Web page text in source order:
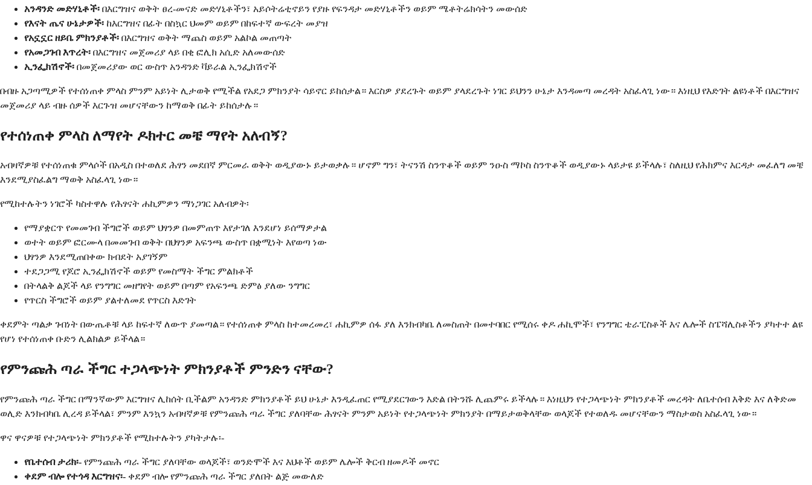
አንዳንድ መድሃኒቶች፡ በእርግዝና ወቅት ፀረ-መናድ መድሃኒቶችን፣ አይሶትሬቲኖይን የያዙ የፍንዳታ መድሃኒቶችን ወይም ሜቶትሬክሳትን መውሰድ
የእናት ጤና ሁኔታዎች፡ ከእርግዝና በፊት በስኳር ህመም ወይም በከፍተኛ ውፍረት መያዝ
የአኗኗር ዘይቤ ምክንያቶች፡ በእርግዝና ወቅት ማጨስ ወይም አልኮል መጠጣት
የአመጋገብ እጥረት፡ በእርግዝና መጀመሪያ ላይ በቂ ፎሊክ አሲድ አለመውሰድ
ኢንፌክሽኖች፡ በመጀመሪያው ወር ውስጥ አንዳንድ ቫይራል ኢንፌክሽኖች
በብዙ አጋጣሚዎች የተሰነጠቀ ምላስ ምንም አይነት ሊታወቅ የሚችል የአደጋ ምክንያት ሳይኖር ይከሰታል። እርስዎ ያደረጉት ወይም ያላደረጉት ነገር ይህንን ሁኔታ እንዳመጣ መረዳት አስፈላጊ ነው። እነዚህ የእድገት ልዩነቶች በእርግዝና
መጀመሪያ ላይ ብዙ ሰዎች እርጉዝ መሆናቸውን ከማወቅ በፊት ይከሰታሉ።
የተሰነጠቀ ምላስ ለማየት ዶክተር መቼ ማየት አለብኝ?
አብዛኛዎቹ የተሰነጠቁ ምላሶች በአዲስ በተወለደ ሕፃን መደበኛ ምርመራ ወቅት ወዲያውኑ ይታወቃሉ። ሆኖም ግን፣ ትናንሽ ስንጥቆች ወይም ንዑስ ማኮስ ስንጥቆች ወዲያውኑ ላይታዩ ይችላሉ፣ ስለዚህ የሕክምና እርዳታ መፈለግ መቼ
እንደሚያስፈልግ ማወቅ አስፈላጊ ነው።
የሚከተሉትን ነገሮች ካስተዋሉ የሕፃናት ሐኪምዎን ማነጋገር አለብዎት፡
የማያቋርጥ የመመገብ ችግሮች ወይም ህፃንዎ በመምጠጥ እየታገለ እንደሆነ ይሰማዎታል
ወተት ወይም ፎርሙላ በመመገብ ወቅት በህፃንዎ አፍንጫ ውስጥ በቋሚነት እየወጣ ነው
ህፃንዎ እንደሚጠበቀው ክብደት አያገኝም
ተደጋጋሚ የጆሮ ኢንፌክሽኖች ወይም የመስማት ችግር ምልክቶች
በትላልቅ ልጆች ላይ የንግግር መዘግየት ወይም በጣም የአፍንጫ ድምፅ ያለው ንግግር
የጥርስ ችግሮች ወይም ያልተለመደ የጥርስ እድገት
ቀደምት ጣልቃ ገብነት በውጤቶቹ ላይ ከፍተኛ ለውጥ ያመጣል። የተሰነጠቀ ምላስ ከተመረመረ፣ ሐኪምዎ ሰፋ ያለ እንክብካቤ ለመስጠት በመተባበር የሚሰሩ ቀዶ ሐኪሞች፣ የንግግር ቴራፒስቶች እና ሌሎች ስፔሻሊስቶችን ያካተተ ልዩ
የሆነ የተሰነጠቀ ቡድን ሊልክልዎ ይችላል።
የምንጩሕ ጣራ ችግር ተጋላጭነት ምክንያቶች ምንድን ናቸው?
የምንጩሕ ጣራ ችግር በማንኛውም እርግዝና ሊከሰት ቢችልም አንዳንድ ምክንያቶች ይህ ሁኔታ እንዲፈጠር የሚያደርገውን እድል በትንሹ ሊጨምሩ ይችላሉ። እነዚህን የተጋላጭነት ምክንያቶች መረዳት ለቤተሰብ እቅድ እና ለቅድመ
ወሊድ እንክብካቤ ሊረዳ ይችላል፣ ምንም እንኳን አብዛኛዎቹ የምንጩሕ ጣራ ችግር ያለባቸው ሕፃናት ምንም አይነት የተጋላጭነት ምክንያት በማይታወቅላቸው ወላጆች የተወለዱ መሆናቸውን ማስታወስ አስፈላጊ ነው።
ዋና ዋናዎቹ የተጋላጭነት ምክንያቶች የሚከተሉትን ያካትታሉ፡-
የቤተሰብ ታሪክ፡- የምንጩሕ ጣራ ችግር ያለባቸው ወላጆች፣ ወንድሞች እና እህቶች ወይም ሌሎች ቅርብ ዘመዶች መኖር
ቀደም ብሎ የተጎዳ እርግዝና፡- ቀደም ብሎ የምንጩሕ ጣራ ችግር ያለበት ልጅ መውለድ